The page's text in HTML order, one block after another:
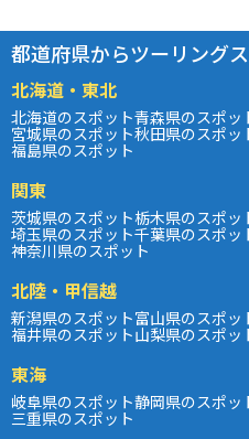
都道府県からツーリング
北海道・東北
北海道のスポット青森県のスポッ
宮城県のスポット秋田県のスポッ
福島県のスポット
関東
茨城県のスポット栃木県のスポッ
埼玉県のスポット千葉県のスポッ
神奈川県のスポット
北陸・甲信越
新潟県のスポット富山県のスポッ
福井県のスポット山梨県のスポッ
東海
岐阜県のスポット静岡県のスポッ
三重県のスポット